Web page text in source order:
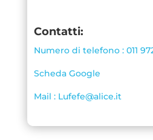
Contatti:
Numero di telefono : 011
Scheda Google
Mail : Lufefe@alice.it